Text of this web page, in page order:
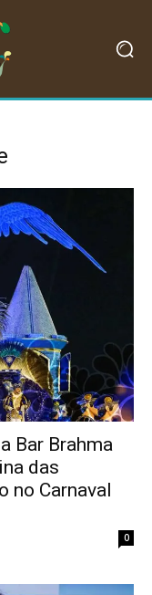
Bar Brahma
das
no Carnaval
0